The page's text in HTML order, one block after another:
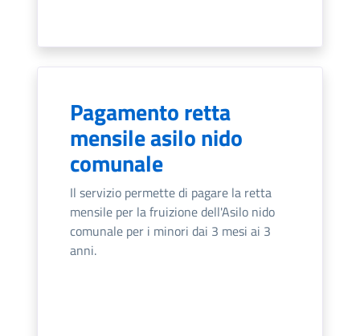
Pagamento retta
mensile asilo nido
comunale
Il servizio permette di pagare la retta
mensile per la fruizione dell'Asilo nido
comunale per i minori dai 3 mesi ai 3
anni.